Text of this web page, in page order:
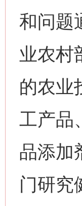
和问题
业农村
的农业
工产品
品添加
门研究